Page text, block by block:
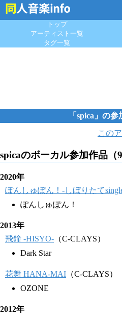
トップ
アーティスト一覧
タグ一覧
「spica」の
この
spicaのボーカル参加作品（9
2020年
ぽんしゅぽん！-しぼりたて
ぽんしゅぽん！
2013年
飛鐘 -HISYO- （C-CLAYS）
Dark Star
花舞 HANA-MAI （C-CLAYS）
OZONE
2012年